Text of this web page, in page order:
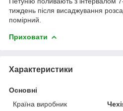
тиждень після висаджування
помірний.
Приховати
Характеристики
Основні
Країна виробник